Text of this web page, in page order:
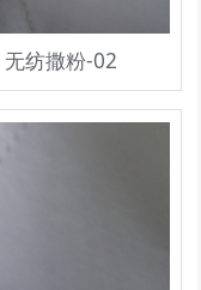
无纺撒粉-02